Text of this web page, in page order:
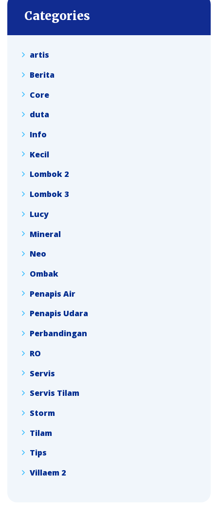
Categories
artis
Berita
Core
duta
Info
Kecil
Lombok 2
Lombok 3
Lucy
Mineral
Neo
Ombak
Penapis Air
Penapis Udara
Perbandingan
RO
Servis
Servis Tilam
Storm
Tilam
Tips
Villaem 2